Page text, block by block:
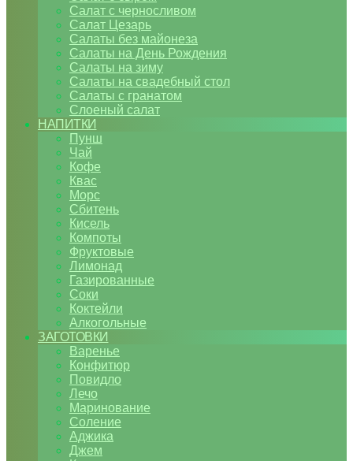
Салат с черносливом
Салат Цезарь
Салаты без майонеза
Салаты на День Рождения
Салаты на зиму
Салаты на свадебный стол
Салаты с гранатом
Слоеный салат
НАПИТКИ
Пунш
Чай
Кофе
Квас
Морс
Сбитень
Кисель
Компоты
Фруктовые
Лимонад
Газированные
Соки
Коктейли
Алкогольные
ЗАГОТОВКИ
Варенье
Конфитюр
Повидло
Лечо
Маринование
Соление
Аджика
Джем